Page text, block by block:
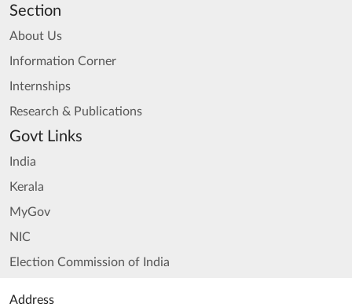
Section
About Us
Information Corner
Internships
Research & Publications
Govt Links
India
Kerala
MyGov
NIC
Election Commission of India
Address